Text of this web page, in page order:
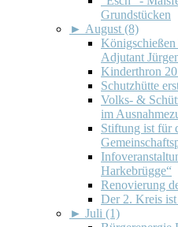
Grundstücken
► August (8)
Adjutant
Kinderthron
Schutzhütte
Volks- &
im
Stiftung ist für
Harkebrügge“
Renovierung
Der 2. Kreis
► Juli (1)